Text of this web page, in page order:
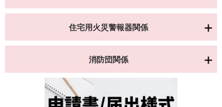
住宅用火災警報器関係
消防団関係